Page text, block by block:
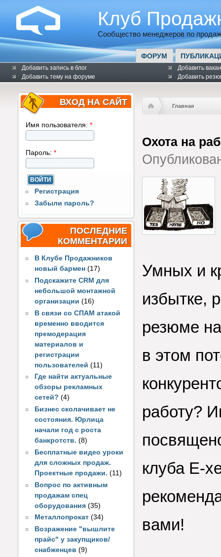
Клуб
Сообщество менеджеров по
ФОРУМ
Добавить запись в блог
Добавить тему на форуме
Добавить
Добавить
ВХОД НА САЙТ
Имя пользователя: *
Пароль: *
Регистрация
Забыли пароль?
ПОСЛЕДНИЕ
КОММЕНТАРИИ
В Клубе Продажников
новый бармен (17)
Подскажите CRM для
небольшой монтажной
организации (16)
В связи со СПАМ атакой
временно вводится
премодерация
материалов и
регистрации
пользователей(11)
Где найти актуальные
обзоры рекламных
сетей? (4)
Бизнес сколачивает не
состояния. Юрлица
начали год с роста
банкротств. (8)
Бесплатные видео уроки
для сложных продаж.
Проектные продажи. (11)
Вопрос по активным
продажам спец
оборудования (35)
Металлопрокат (34)
Возражение "вышлите
прайс" у закупщиков/
снабженцев (9)
Главная
Охота на
Умных и
избытке,
резюме
в этом
работу?
клуба E-
вами!